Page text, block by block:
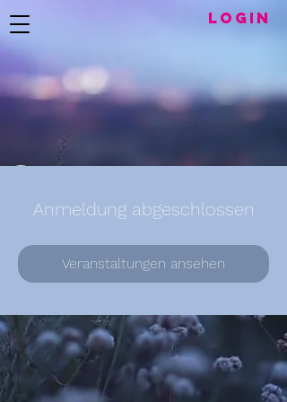
LogIN
Anmeldung abgeschlossen
Veranstaltungen ansehen